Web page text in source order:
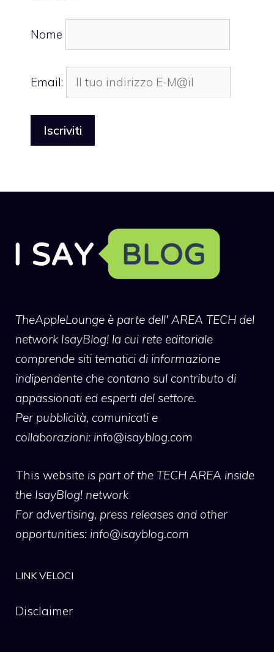
Nome
Email:
TheAppleLounge è parte dell' AREA TECH del
network IsayBlog! la cui rete editoriale
comprende siti tematici di informazione
indipendente che contano sul contributo di
appassionati ed esperti del settore.
Per pubblicità, comunicati e
collaborazioni: info@isayblog.com
This website is part of the TECH AREA inside
the IsayBlog! network
For advertising, press releases and other
opportunities: info@isayblog.com
LINK VELOCI
Disclaimer